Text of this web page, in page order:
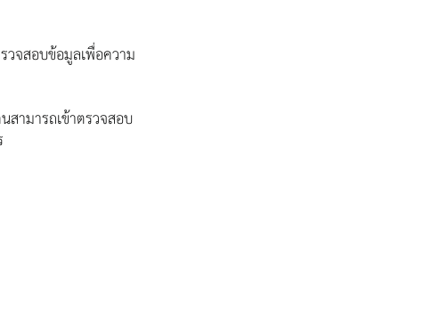
วจสอบข้อมูลเพื่อความ
ามารถเข้าตรวจสอบ